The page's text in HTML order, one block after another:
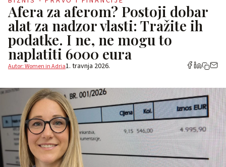
Afera za aferom? Postoji dobar
alat za nadzor vlasti: Tražite ih
podatke. I ne, ne mogu to
naplatiti 6000 eura
Autor: Women in Adria1. travnja 2026.